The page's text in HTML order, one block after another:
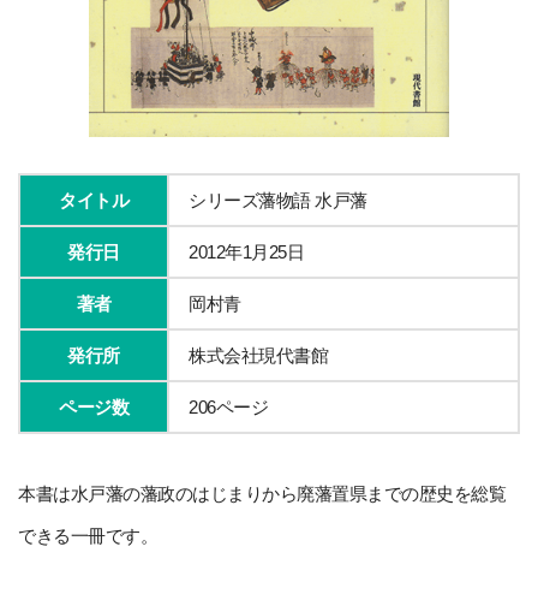
タイトル シリーズ藩物語 水戸藩
発行日 2012年1月25日
著者 岡村青
発行所 株式会社現代書館
ページ数 206ページ
本書は水戸藩の藩政のはじまりから廃藩置県までの歴史を総覧
できる一冊です。